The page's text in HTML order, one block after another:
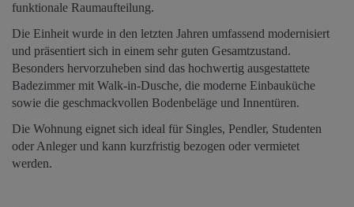
funktionale Raumaufteilung.
Die Einheit wurde in den letzten Jahren umfassend modernisiert
und präsentiert sich in einem sehr guten Gesamtzustand.
Besonders hervorzuheben sind das hochwertig ausgestattete
Badezimmer mit Walk-in-Dusche, die moderne Einbauküche
sowie die geschmackvollen Bodenbeläge und Innentüren.
Die Wohnung eignet sich ideal für Singles, Pendler, Studenten
oder Anleger und kann kurzfristig bezogen oder vermietet
werden.